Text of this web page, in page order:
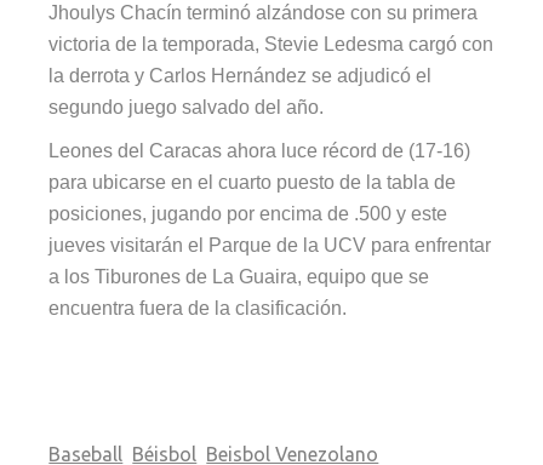
Jhoulys Chacín terminó alzándose con su primera
victoria de la temporada, Stevie Ledesma cargó con
la derrota y Carlos Hernández se adjudicó el
segundo juego salvado del año.
Leones del Caracas ahora luce récord de (17-16)
para ubicarse en el cuarto puesto de la tabla de
posiciones, jugando por encima de .500 y este
jueves visitarán el Parque de la UCV para enfrentar
a los Tiburones de La Guaira, equipo que se
encuentra fuera de la clasificación.
Baseball Béisbol Beisbol Venezolano